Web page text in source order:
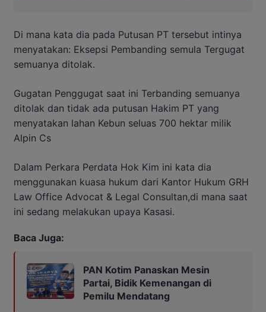
Di mana kata dia pada Putusan PT tersebut intinya
menyatakan: Eksepsi Pembanding semula Tergugat
semuanya ditolak.
Gugatan Penggugat saat ini Terbanding semuanya
ditolak dan tidak ada putusan Hakim PT yang
menyatakan lahan Kebun seluas 700 hektar milik
Alpin Cs
Dalam Perkara Perdata Hok Kim ini kata dia
menggunakan kuasa hukum dari Kantor Hukum GRH
Law Office Advocat & Legal Consultan,di mana saat
ini sedang melakukan upaya Kasasi.
Baca Juga:
PAN Kotim Panaskan Mesin
Partai, Bidik Kemenangan di
Pemilu Mendatang